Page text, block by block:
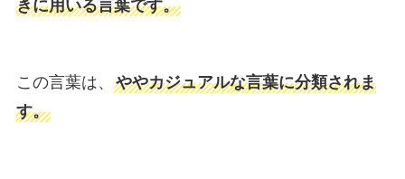
きに用いる言葉です。
この言葉は、 ややカジュアルな言葉に分類されま
す。